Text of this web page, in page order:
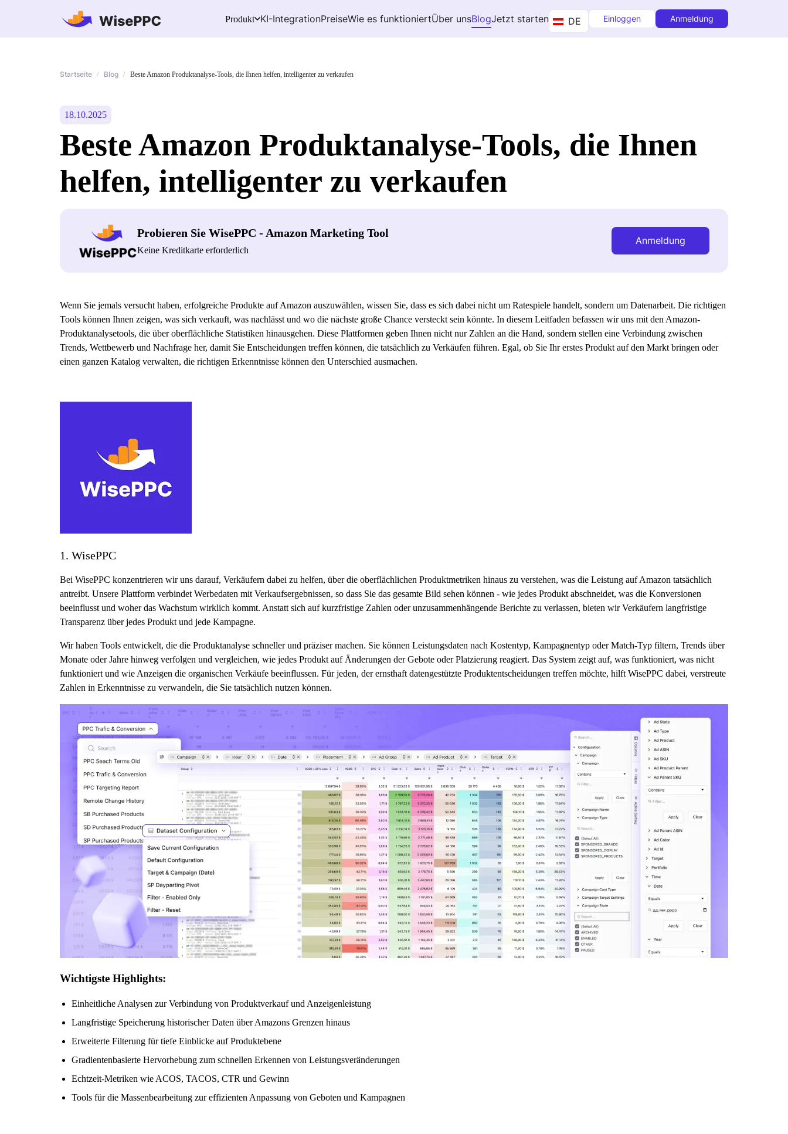
Produkt KI-IntegrationPreiseWie es funktioniertÜber unsBlogJetzt starten DE Einloggen Anmeldung
Startseite / Blog / Beste Amazon Produktanalyse-Tools, die Ihnen helfen, intelligenter zu verkaufen
18.10.2025
Beste Amazon Produktanalyse-Tools, die Ihnen
helfen, intelligenter zu verkaufen
Probieren Sie WisePPC - Amazon Marketing Tool
Keine Kreditkarte erforderlich
Anmeldung
Wenn Sie jemals versucht haben, erfolgreiche Produkte auf Amazon auszuwählen, wissen Sie, dass es sich dabei nicht um Ratespiele handelt, sondern um Datenarbeit. Die richtigen
Tools können Ihnen zeigen, was sich verkauft, was nachlässt und wo die nächste große Chance versteckt sein könnte. In diesem Leitfaden befassen wir uns mit den Amazon-
Produktanalysetools, die über oberflächliche Statistiken hinausgehen. Diese Plattformen geben Ihnen nicht nur Zahlen an die Hand, sondern stellen eine Verbindung zwischen
Trends, Wettbewerb und Nachfrage her, damit Sie Entscheidungen treffen können, die tatsächlich zu Verkäufen führen. Egal, ob Sie Ihr erstes Produkt auf den Markt bringen oder
einen ganzen Katalog verwalten, die richtigen Erkenntnisse können den Unterschied ausmachen.
1. WisePPC
Bei WisePPC konzentrieren wir uns darauf, Verkäufern dabei zu helfen, über die oberflächlichen Produktmetriken hinaus zu verstehen, was die Leistung auf Amazon tatsächlich
antreibt. Unsere Plattform verbindet Werbedaten mit Verkaufsergebnissen, so dass Sie das gesamte Bild sehen können - wie jedes Produkt abschneidet, was die Konversionen
beeinflusst und woher das Wachstum wirklich kommt. Anstatt sich auf kurzfristige Zahlen oder unzusammenhängende Berichte zu verlassen, bieten wir Verkäufern langfristige
Transparenz über jedes Produkt und jede Kampagne.
Wir haben Tools entwickelt, die die Produktanalyse schneller und präziser machen. Sie können Leistungsdaten nach Kostentyp, Kampagnentyp oder Match-Typ filtern, Trends über
Monate oder Jahre hinweg verfolgen und vergleichen, wie jedes Produkt auf Änderungen der Gebote oder Platzierung reagiert. Das System zeigt auf, was funktioniert, was nicht
funktioniert und wie Anzeigen die organischen Verkäufe beeinflussen. Für jeden, der ernsthaft datengestützte Produktentscheidungen treffen möchte, hilft WisePPC dabei, verstreute
Zahlen in Erkenntnisse zu verwandeln, die Sie tatsächlich nutzen können.
Wichtigste Highlights:
Einheitliche Analysen zur Verbindung von Produktverkauf und Anzeigenleistung
Langfristige Speicherung historischer Daten über Amazons Grenzen hinaus
Erweiterte Filterung für tiefe Einblicke auf Produktebene
Gradientenbasierte Hervorhebung zum schnellen Erkennen von Leistungsveränderungen
Echtzeit-Metriken wie ACOS, TACOS, CTR und Gewinn
Tools für die Massenbearbeitung zur effizienten Anpassung von Geboten und Kampagnen